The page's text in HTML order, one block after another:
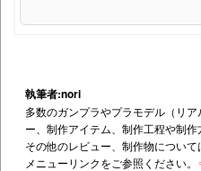
執筆者:nori
多数のガンプラやプラモデル（リ
ー、制作アイテム、制作工程や制作
その他のレビュー、制作物につい
メニューリンクをご参照ください。